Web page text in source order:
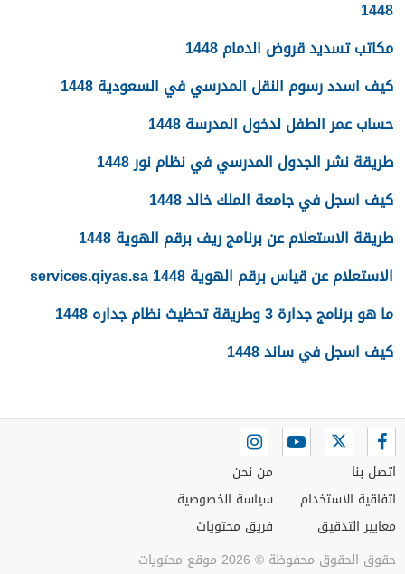
1448
مكاتب تسديد قروض الدمام 1448
كيف اسدد رسوم النقل المدرسي في السعودية 1448
حساب عمر الطفل لدخول المدرسة 1448
طريقة نشر الجدول المدرسي في نظام نور 1448
كيف اسجل في جامعة الملك خالد 1448
طريقة الاستعلام عن برنامج ريف برقم الهوية 1448
الاستعلام عن قياس برقم الهوية 1448 services.qiyas.sa
ما هو برنامج جدارة 3 وطريقة تحظيث نظام جداره 1448
كيف اسجل في ساند 1448
اتصل بنا
اتفاقية الاستخدام
معايير التدقيق
من نحن
سياسة الخصوصية
فريق محتويات
حقوق الحقوق محفوظة © 2026 موقع محتويات